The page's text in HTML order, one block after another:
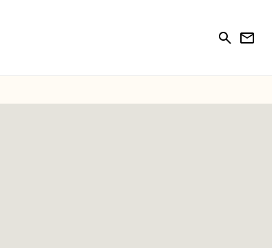
search newsletter